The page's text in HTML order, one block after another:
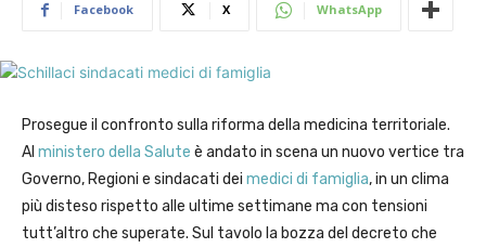
Facebook X WhatsApp
Prosegue il confronto sulla riforma della medicina territoriale.
Al ministero della Salute è andato in scena un nuovo vertice tra
Governo, Regioni e sindacati dei medici di famiglia, in un clima
più disteso rispetto alle ultime settimane ma con tensioni
tutt’altro che superate. Sul tavolo la bozza del decreto che